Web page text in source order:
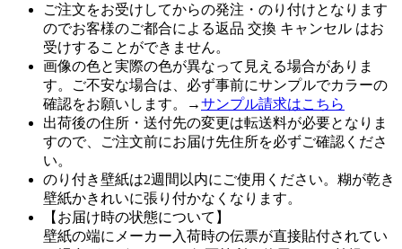
ご注文をお受けしてからの発注・のり付けとなります
のでお客様のご都合による返品 交換 キャンセル はお
受けすることができません。
画像の色と実際の色が異なって見える場合がありま
す。ご不安な場合は、必ず事前にサンプルでカラーの
確認をお願いします。→サンプル請求はこちら
出荷後の住所・送付先の変更は転送料が必要となりま
すので、ご注文前にお届け先住所を必ずご確認くださ
い。
のり付き壁紙は2週間以内にご使用ください。糊が乾き
壁紙かきれいに張り付かなくなります。
【お届け時の状態について】
壁紙の端にメーカー入荷時の伝票が直接貼付されてい